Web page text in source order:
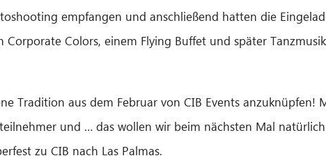
empfangen und anschließend hatten die
Colors, einem Flying Buffet und später
Tradition aus dem Februar von CIB Events anzuknüpfen!
und … das wollen wir beim nächsten Mal
zu CIB nach Las Palmas.